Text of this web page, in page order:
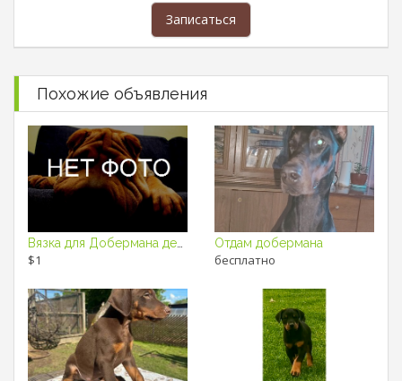
Записаться
Похожие объявления
$1
Отдам добермана
бесплатно